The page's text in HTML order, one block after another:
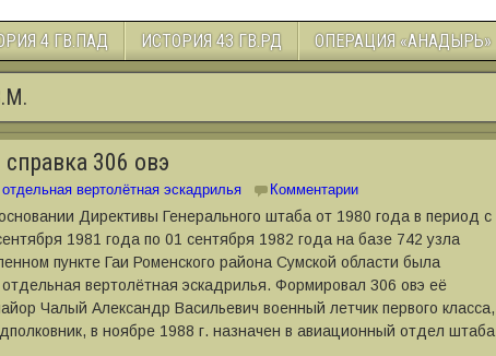
4 ГВ.ПАД ИСТОРИЯ 43 ГВ.РД ОПЕРАЦИЯ «АНАДЫРЬ»
306 овэ
вертолётная эскадрилья Комментарии
Директивы Генерального штаба от 1980 года в период с
1981 года по 01 сентября 1982 года на базе 742 узла
пункте Гаи Роменского района Сумской области была
вертолётная эскадрилья. Формировал 306 овэ её
Чалый Александр Васильевич военный летчик первого класса,
в ноябре 1988 г. назначен в авиационный отдел штаба